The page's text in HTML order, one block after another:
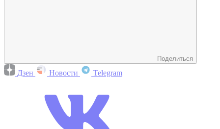
Поделиться
Дзен Новости Telegram